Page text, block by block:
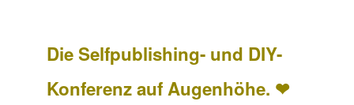
Die Selfpublishing- und DIY-
Konferenz auf Augenhöhe. ❤